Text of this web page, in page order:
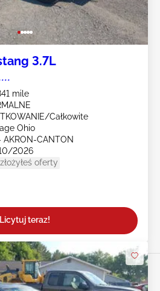
3.7L
mile
Całkowite
Ohio
AKRON-CANTON
2026
oferty
Licytuj teraz!